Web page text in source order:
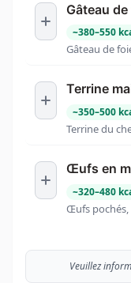
Gâteau
~380–550
Gâteau de
Terrine
~350–500
Terrine du
Œufs en
~320–480
Œufs pochés,
Veuillez